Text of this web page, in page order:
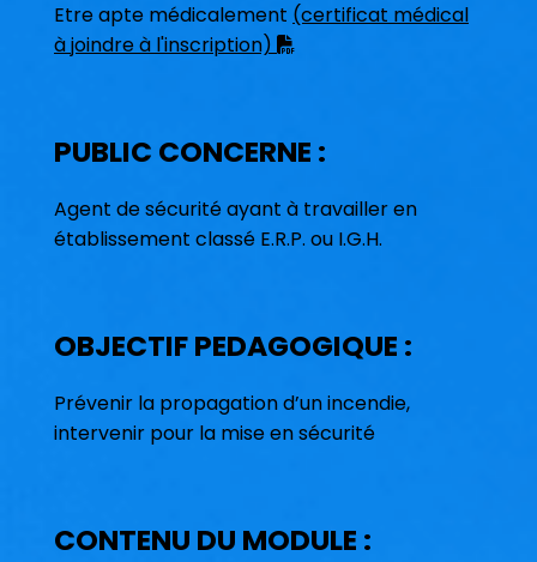
Etre apte médicalement (certificat médical
à joindre à l'inscription) 
PUBLIC CONCERNE :
Agent de sécurité ayant à travailler en
établissement classé E.R.P. ou I.G.H.
OBJECTIF PEDAGOGIQUE :
Prévenir la propagation d’un incendie,
intervenir pour la mise en sécurité
CONTENU DU MODULE :